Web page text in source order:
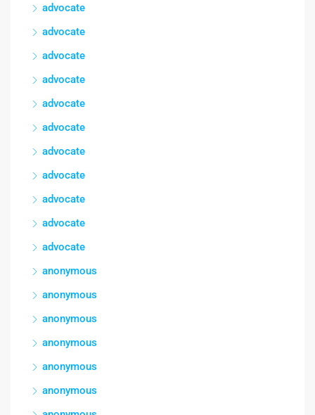
advocate
advocate
advocate
advocate
advocate
advocate
advocate
advocate
advocate
advocate
advocate
anonymous
anonymous
anonymous
anonymous
anonymous
anonymous